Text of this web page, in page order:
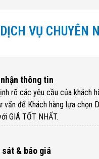
VỤ CHUYÊN
thông tin
rõ các yêu cầu của khách
vấn để Khách hàng lựa chọn
GIÁ TỐT NHẤT.
sát & báo giá